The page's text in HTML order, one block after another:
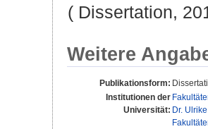
( Dissertation,
Weitere
Publikationsform:
Institutionen der
Universität: Dr.